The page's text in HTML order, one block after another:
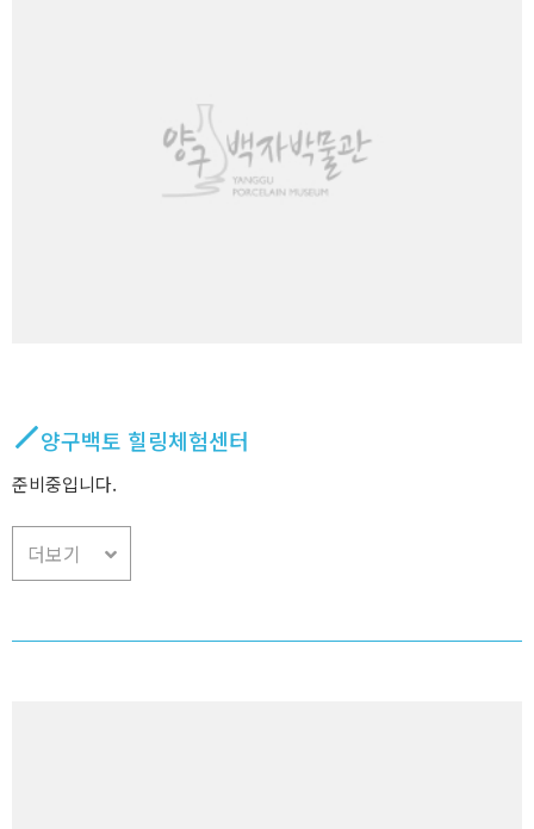
양구백토 힐링체험센터
준비중입니다.
더보기